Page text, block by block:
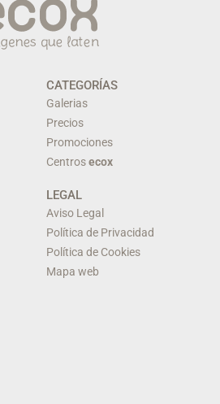
CATEGORÍAS
Galerias
Precios
Promociones
Centrosecox
LEGAL
Aviso Legal
Política de Privacidad
Política de Cookies
Mapa web